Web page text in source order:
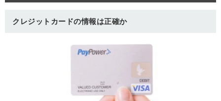
クレジットカードの情報は正確か